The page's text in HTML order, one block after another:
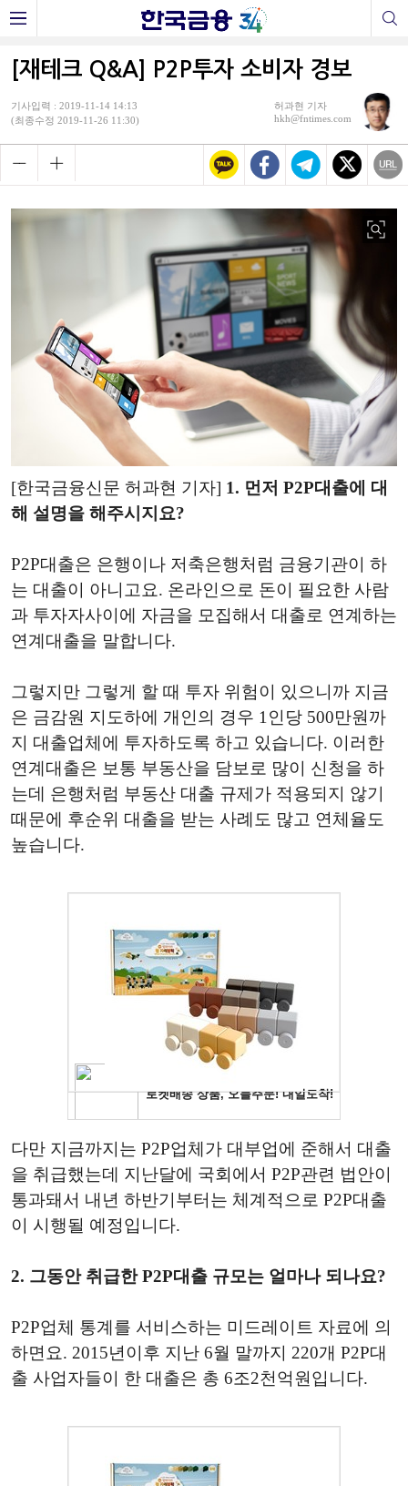
[재테크 Q&A] P2P투자 소비자 경보
기사입력 : 2019-11-14 14:13
(최종수정 2019-11-26 11:30)
허과현 기자
hkh@fntimes.com
[한국금융신문 허과현 기자] 1. 먼저 P2P대출에 대
해 설명을 해주시지요?
P2P대출은 은행이나 저축은행처럼 금융기관이 하
는 대출이 아니고요. 온라인으로 돈이 필요한 사람
과 투자자사이에 자금을 모집해서 대출로 연계하는
연계대출을 말합니다.
그렇지만 그렇게 할 때 투자 위험이 있으니까 지금
은 금감원 지도하에 개인의 경우 1인당 500만원까
지 대출업체에 투자하도록 하고 있습니다. 이러한
연계대출은 보통 부동산을 담보로 많이 신청을 하
는데 은행처럼 부동산 대출 규제가 적용되지 않기
때문에 후순위 대출을 받는 사례도 많고 연체율도
높습니다.
다만 지금까지는 P2P업체가 대부업에 준해서 대출
을 취급했는데 지난달에 국회에서 P2P관련 법안이
통과돼서 내년 하반기부터는 체계적으로 P2P대출
이 시행될 예정입니다.
2. 그동안 취급한 P2P대출 규모는 얼마나 되나요?
P2P업체 통계를 서비스하는 미드레이트 자료에 의
하면요. 2015년이후 지난 6월 말까지 220개 P2P대
출 사업자들이 한 대출은 총 6조2천억원입니다.